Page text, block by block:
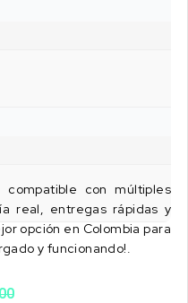
, compatible con múltiples
real, entregas rápidas y
opción en Colombia para
y funcionando!.